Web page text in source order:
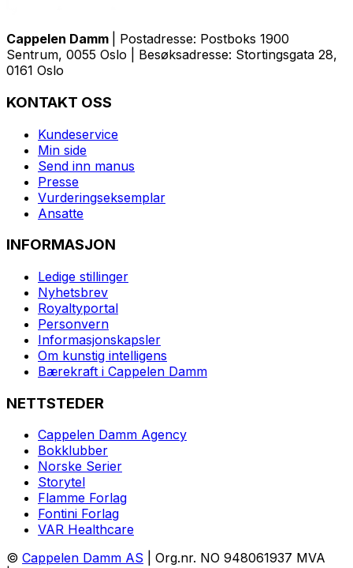
Cappelen Damm
| Postadresse: Postboks 1900
Sentrum, 0055 Oslo | Besøksadresse: Stortingsgata 28,
0161 Oslo
KONTAKT OSS
Kundeservice
Min side
Send inn manus
Presse
Vurderingseksemplar
Ansatte
INFORMASJON
Ledige stillinger
Nyhetsbrev
Royaltyportal
Personvern
Informasjonskapsler
Om kunstig intelligens
Bærekraft i Cappelen Damm
NETTSTEDER
Cappelen Damm Agency
Bokklubber
Norske Serier
Storytel
Flamme Forlag
Fontini Forlag
VAR Healthcare
© Cappelen Damm AS | Org.nr. NO 948061937 MVA